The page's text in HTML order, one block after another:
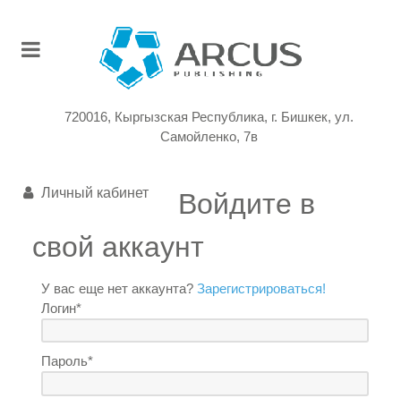
720016, Кыргызская Республика, г. Бишкек, ул.
Самойленко, 7в
Личный кабинет
Войдите в
свой аккаунт
У вас еще нет аккаунта?Зарегистрироваться!
Логин*
Пароль*